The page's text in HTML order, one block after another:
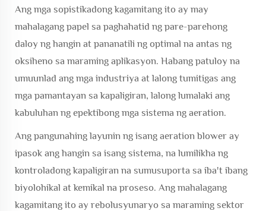
Ang mga sopistikadong kagamitang ito ay may
mahalagang papel sa paghahatid ng pare-parehong
daloy ng hangin at pananatili ng optimal na antas ng
oksiheno sa maraming aplikasyon. Habang patuloy na
umuunlad ang mga industriya at lalong tumitigas ang
mga pamantayan sa kapaligiran, lalong lumalaki ang
kabuluhan ng epektibong mga sistema ng aeration.
Ang pangunahing layunin ng isang aeration blower ay
ipasok ang hangin sa isang sistema, na lumilikha ng
kontroladong kapaligiran na sumusuporta sa iba't ibang
biyolohikal at kemikal na proseso. Ang mahalagang
kagamitang ito ay rebolusyunaryo sa maraming sektor